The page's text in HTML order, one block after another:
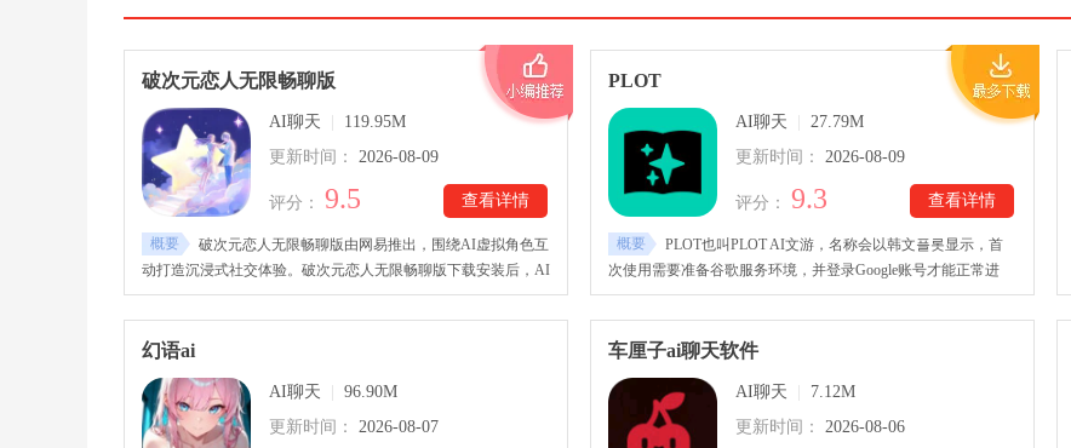
破次元恋人无限畅聊版
AI聊天
119.95M
更新时间：
2026-08-09
查看详情
评分： 9.5
概要
破次元恋人无限畅聊版由网易推出，围绕AI虚拟角色互
动打造沉浸式社交体验。破次元恋人无限畅聊版下载安装后，AI
会结合对话内容以及时间、天气等信息作出相应回应，并通过主
动问候等方式增加互动感。用户既可以发送文字，也能通过语音
与角色交流，让每次沟通更具真实感。随着互动深入，角色关系
PLOT
AI聊天
27.79M
更新时间：
2026-08-09
查看详情
评分： 9.3
概要
PLOT也叫PLOT AI文游，名称会以韩文플롯显示，首
次使用需要准备谷歌服务环境，并登录Google账号才能正常进
入。PLOTai软件在故事推进过程中，玩家拥有较高的自由度，可
以随时返回之前的剧情节点，修改原有指令并重新生成后续发
展，从而体验截然不同的故事路线。整体界面简洁直观，没有复
幻语ai
AI聊天
96.90M
更新时间：
2026-08-07
车厘子ai聊天软件
AI聊天
7.12M
更新时间：
2026-08-06